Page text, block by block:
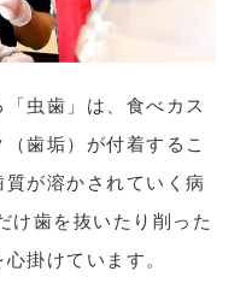
虫歯」は、食べカス
歯垢）が付着するこ
が溶かされていく病
け歯を抜いたり削った
掛けています。